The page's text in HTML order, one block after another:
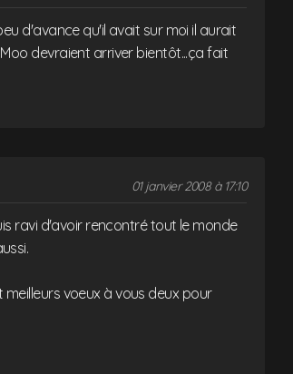
d'avance qu'il avait sur moi il aurait
devraient arriver bientôt...ça fait
01 janvier 2008 à 17:10
ravi d'avoir rencontré tout le monde
voeux à vous deux pour